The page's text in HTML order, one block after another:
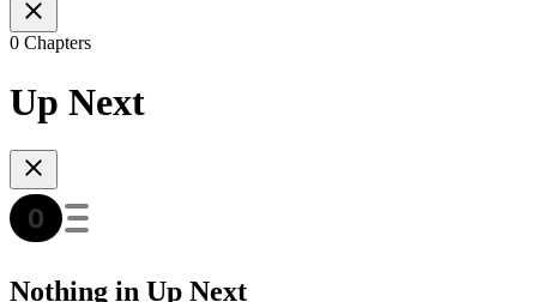
0 Chapters
Up Next
Nothing in Up Next